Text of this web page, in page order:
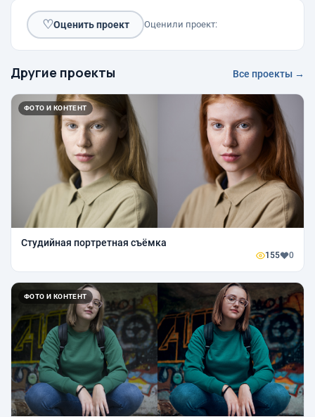
♡Оценить проект Оценили проект:
Другие проекты Все проекты →
ФОТО И КОНТЕНТ
Студийная портретная съёмка
155 0
ФОТО И КОНТЕНТ